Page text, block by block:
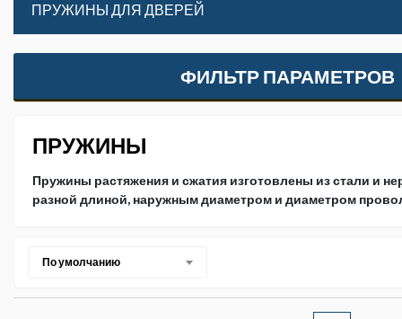
ПРУЖИНЫ ДЛЯ ДВЕРЕЙ
ФИЛЬТР ПАРАМЕТРОВ
ПРУЖИНЫ
Пружины растяжения и сжатия изготовлены из стали и
разной длиной, наружным диаметром и диаметром
По умолчанию